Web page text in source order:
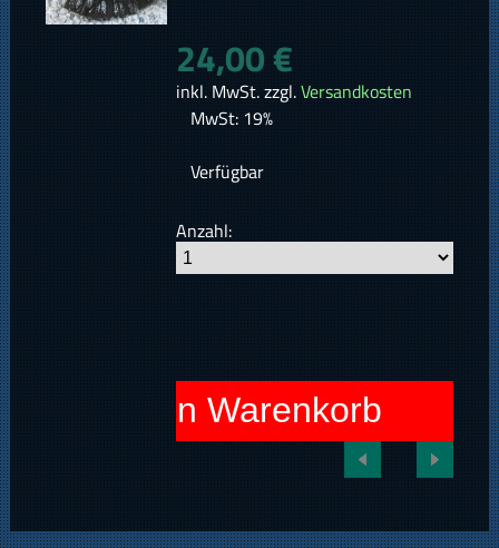
24,00 €
inkl. MwSt. zzgl.Versandkosten
MwSt: 19%
Verfügbar
Anzahl:
In den Warenkorb